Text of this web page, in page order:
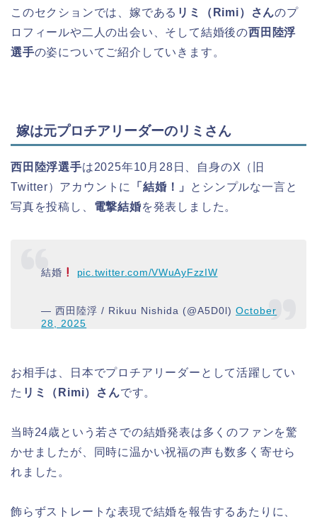
このセクションでは、嫁である リミ（Rimi）さんのプ
ロフィールや二人の出会い、そして結婚後の西田陸浮
選手の姿についてご紹介していきます。
嫁は元プロチアリーダーのリミさん
西田陸浮選手は2025年10月28日、自身のX（旧
Twitter）アカウントに
「結婚！」
とシンプルな一言と
写真を投稿し、 電撃結婚を発表しました。
結婚 pic.twitter.com/VWuAyFzzIW
— 西田陸浮 / Rikuu Nishida (@A5D0l)October
28, 2025
お相手は、日本でプロチアリーダーとして活躍してい
た リミ（Rimi）さんです。
当時24歳という若さでの結婚発表は多くのファンを驚
かせましたが、同時に温かい祝福の声も数多く寄せら
れました。
飾らずストレートな表現で結婚を報告するあたりに、